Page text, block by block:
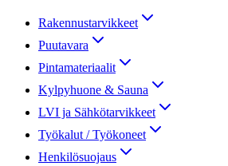
Rakennustarvikkeet
Puutavara
Pintamateriaalit
Kylpyhuone & Sauna
LVI ja Sähkötarvikkeet
Työkalut / Työkoneet
Henkilösuojaus